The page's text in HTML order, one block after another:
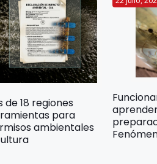
de 18 regiones
para
ambientales